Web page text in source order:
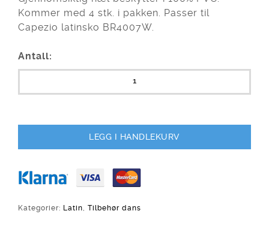
Kommer med 4 stk. i pakken. Passer til
Capezio latinsko BR4007W.
Antall:
LEGG I HANDLEKURV
Kategorier: Latin, Tilbehør dans